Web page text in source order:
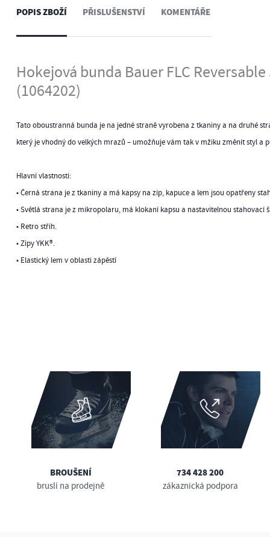
POPIS ZBOŽÍ
Hokejová bunda Bauer FLC
(1064202)
Tato oboustranná bunda je na jedné straně vyrobena z tkaniny a na druhé
který je vhodný do velkých mrazů – umožňuje vám tak v mžiku změnit styl a
Hlavní vlastnosti:
• Černá strana je z tkaniny a má kapsy na zip, kapuce a lem jsou opatřeny
• Světlá strana je z mikropolaru, má klokaní kapsu a nastavitelnou stahovací
• Retro střih.
• Zipy YKK®.
• Elastický lem v oblasti zápěstí
PŘISLUŠENSTVÍ KOMENTÁŘE
BROUŠENÍ
bruslí na prodejně
734 428 200
zákaznická podpora